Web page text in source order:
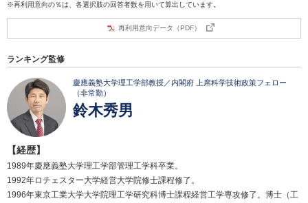
※再利用意向の％は、各選択肢の回答者数を用いて算出しています。
再利用意向データ（PDF）
ランキング監修
慶應義塾大学理工学部教授／内閣府 上席科学技術政策フェロー
（非常勤）
鈴木秀男
【経歴】
1989年慶應義塾大学理工学部管理工学科卒業。
1992年ロチェスター大学経営大学院修士課程修了。
1996年東京工業大学大学院理工学研究科博士課程経営工学専攻修了。博士（工